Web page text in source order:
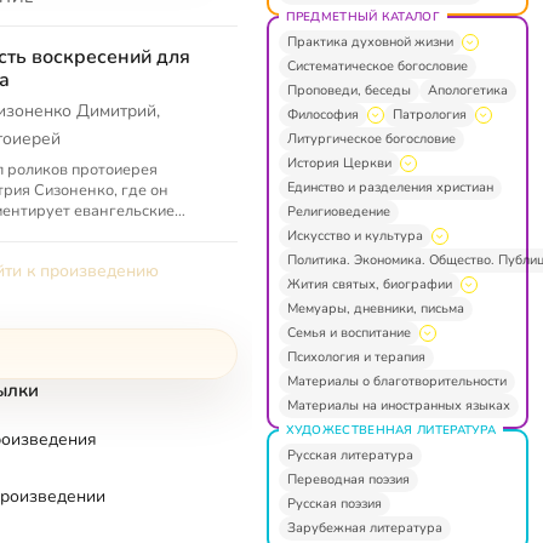
воскресений для
Димитрий,
роликов протоиерея
Сизоненко, где он
евангельские
к произведению
ПРЕДМЕТНЫЙ КАТАЛОГ
Практика духовной жизни
Систематическое богословие
Проповеди, беседы
Апологетика
Философия
Патрология
Литургическое богословие
История Церкви
Единство и разделения христиан
Религиоведение
Искусство и культура
Политика. Экономика. Общество.
Жития святых, биографии
Мемуары, дневники, письма
Семья и воспитание
Психология и терапия
Материалы о благотворительности
Материалы на иностранных языках
ХУДОЖЕСТВЕННАЯ ЛИТЕРАТУРА
Русская литература
Переводная поэзия
Русская поэзия
Зарубежная литература